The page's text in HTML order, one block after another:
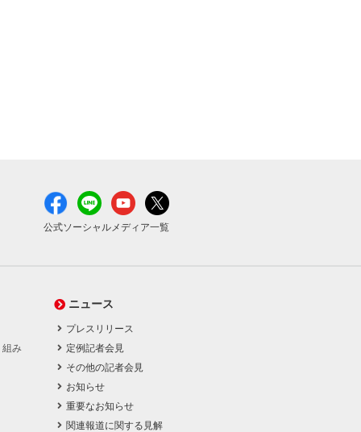
公式ソーシャルメディア一覧
組み
ニュース
プレスリリース
定例記者会見
その他の記者会見
お知らせ
重要なお知らせ
関連報道に関する見解